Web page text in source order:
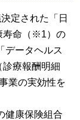
定された「日
寿命（※1）の
データヘルス
療報酬明細
業の実効性を
健康保険組合